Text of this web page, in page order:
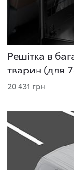
Решітка в
тварин (для
20 431 грн